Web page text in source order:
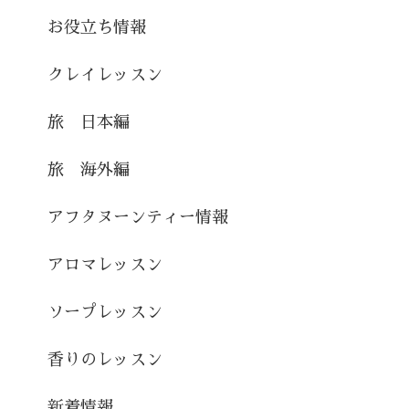
お役立ち情報
クレイレッスン
旅 日本編
旅 海外編
アフタヌーンティー情報
アロマレッスン
ソープレッスン
香りのレッスン